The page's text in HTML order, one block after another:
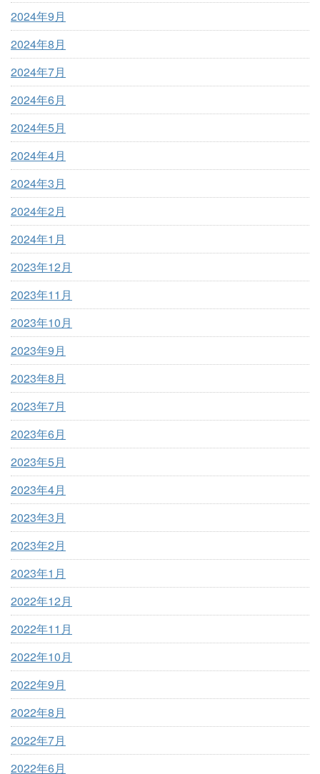
2024年9月
2024年8月
2024年7月
2024年6月
2024年5月
2024年4月
2024年3月
2024年2月
2024年1月
2023年12月
2023年11月
2023年10月
2023年9月
2023年8月
2023年7月
2023年6月
2023年5月
2023年4月
2023年3月
2023年2月
2023年1月
2022年12月
2022年11月
2022年10月
2022年9月
2022年8月
2022年7月
2022年6月